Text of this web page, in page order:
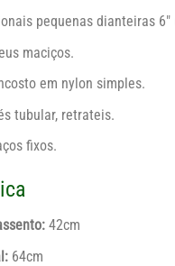
pequenas dianteiras 6″
maciços.
em nylon simples.
tubular, retrateis.
fixos.
42cm
64cm